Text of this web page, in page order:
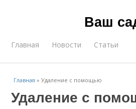
Ваш
Главная Новости Статьи
Главная »Удаление с помощью
Удаление с